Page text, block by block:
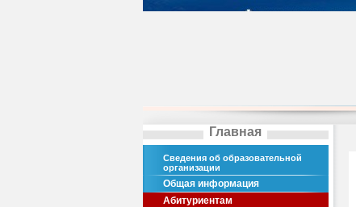
Главная
Сведения об образовательной
организации
Общая информация
Абитуриентам